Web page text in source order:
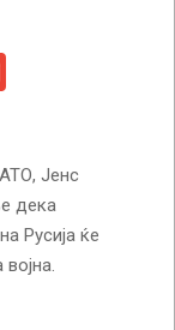
Јенс
дека
Русија ќе